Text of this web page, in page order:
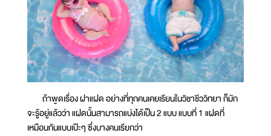
ถ้าพูดเรื่อง ฝาแฝด อย่างที่ทุกคนเคยเรียนในวิชาชีววิทยา ก็มัก
จะรู้อยู่แล้วว่า แฝดนั้นสามารถแบ่งได้เป็น 2 แบบ แบบที่ 1 แฝดที่
เหมือนกันแบบเป๊ะๆ ซึ่งบางคนเรียกว่า